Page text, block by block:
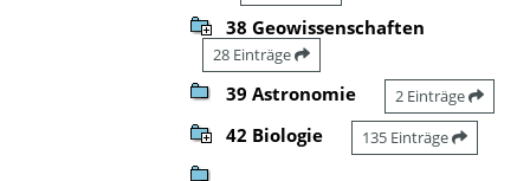
38 Geowissenschaften
28 Einträge
39 Astronomie 2 Einträge
42 Biologie 135 Einträge